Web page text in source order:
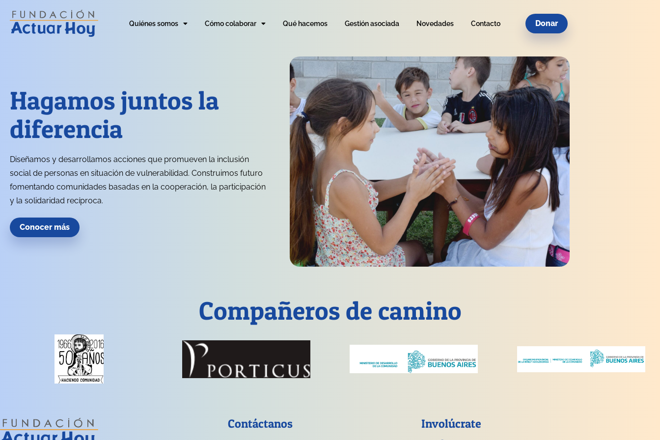
Quiénes somos Cómo colaborar Qué hacemos Gestión asociada Novedades Contacto Donar
Hagamos juntos la
diferencia
Diseñamos y desarrollamos acciones que promueven la inclusión
social de personas en situación de vulnerabilidad. Construimos futuro
fomentando comunidades basadas en la cooperación, la participación
y la solidaridad recíproca.
Conocer más
Compañeros de camino
Contáctanos Involúcrate